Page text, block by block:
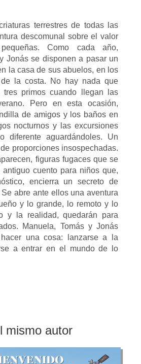
terrestres de todas las
descomunal sobre el valor
Como cada año,
Jonás se disponen a pasar un
la casa de sus abuelos, en los
la costa. No hay nada que
primos cuando llegan las
Pero en esta ocasión,
de amigos y los baños en
nocturnos y las excursiones
diferente aguardándoles. Un
proporciones insospechadas.
figuras fugaces que se
cuento para niños que,
encierra un secreto de
abre ante ellos una aventura
y lo grande, lo remoto y lo
y la realidad, quedarán para
Manuela, Tomás y Jonás
una cosa: lanzarse a la
a entrar en el mundo de lo
mismo autor